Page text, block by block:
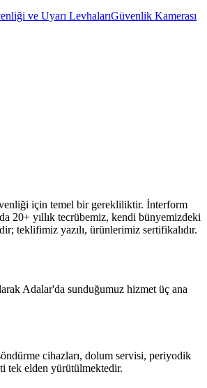
ve Uyarı LevhalarıGüvenlik Kamerası
için temel bir gerekliliktir. İnterform
20+ yıllık tecrübemiz, kendi bünyemizdeki
teklifimiz yazılı, ürünlerimiz sertifikalıdır.
Adalar'da sunduğumuz hizmet üç ana
cihazları, dolum servisi, periyodik
tek elden yürütülmektedir.